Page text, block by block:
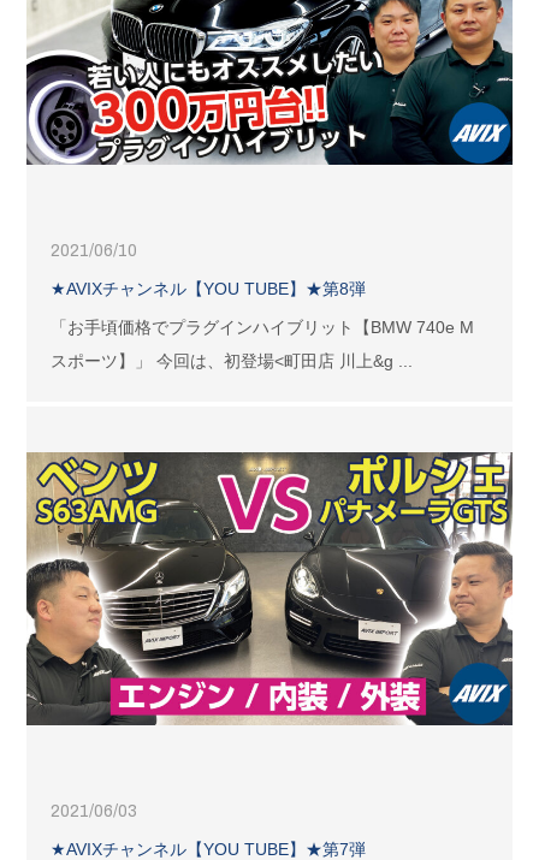
2021/06/10
★AVIXチャンネル【YOU TUBE】★第8弾
「お手頃価格でプラグインハイブリット【BMW 740e M
スポーツ】」 今回は、初登場<町田店 川上&g ...
2021/06/03
★AVIXチャンネル【YOU TUBE】★第7弾